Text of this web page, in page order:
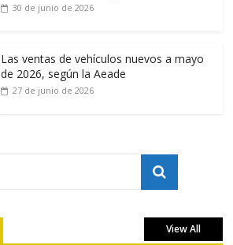
30 de junio de 2026
Las ventas de vehículos nuevos a mayo
de 2026, según la Aeade
27 de junio de 2026
View All